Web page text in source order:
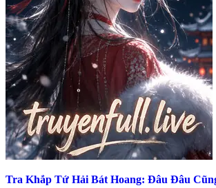
Tra Khắp Tứ Hải Bát Hoang: Đâu Đâu